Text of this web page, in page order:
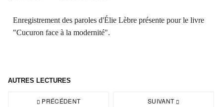
Enregistrement des paroles d'Élie Lèbre présente pour le livre
"Cucuron face à la modernité".
AUTRES LECTURES
PRÉCÉDENT SUIVANT